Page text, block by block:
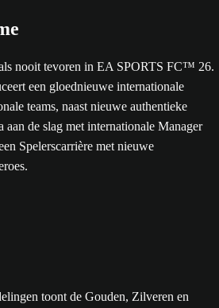
nooit tevoren in EA SPORTS FC™ 26.
een gloednieuwe internationale
teams, naast nieuwe authentieke
aan de slag met internationale Manager
Spelerscarrière met nieuwe
toont de Gouden, Zilveren en